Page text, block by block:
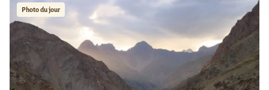
Photo du jour